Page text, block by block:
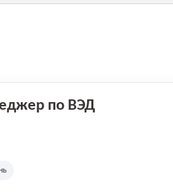
по ВЭД